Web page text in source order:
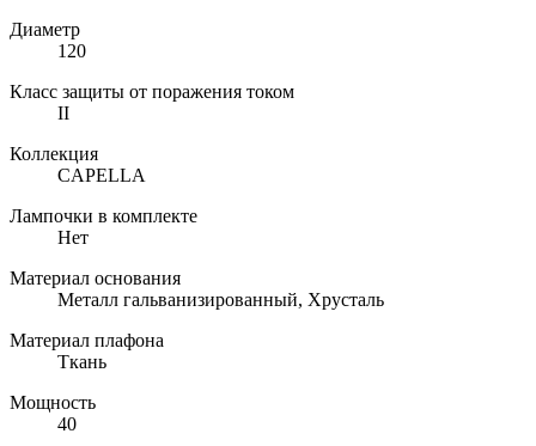
Диаметр
120
Класс защиты от поражения током
II
Коллекция
CAPELLA
Лампочки в комплекте
Нет
Материал основания
Металл гальванизированный, Хрусталь
Материал плафона
Ткань
Мощность
40